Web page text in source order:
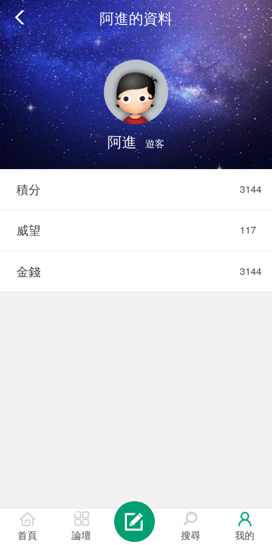
阿進的資料
阿進 遊客
3144
積分
117
威望
3144
金錢
首頁 論壇 搜尋 我的